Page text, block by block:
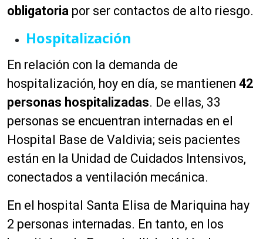
obligatoria por ser contactos de alto riesgo.
Hospitalización
En relación con la demanda de
hospitalización, hoy en día, se mantienen 42
personas hospitalizadas. De ellas, 33
personas se encuentran internadas en el
Hospital Base de Valdivia; seis pacientes
están en la Unidad de Cuidados Intensivos,
conectados a ventilación mecánica.
En el hospital Santa Elisa de Mariquina hay
2 personas internadas. En tanto, en los